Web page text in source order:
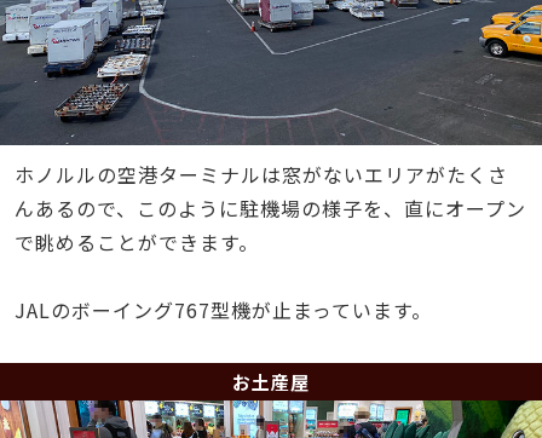
ホノルルの空港ターミナルは窓がないエリアがたくさ
んあるので、このように駐機場の様子を、直にオープン
で眺めることができます。
JALのボーイング767型機が止まっています。
お土産屋